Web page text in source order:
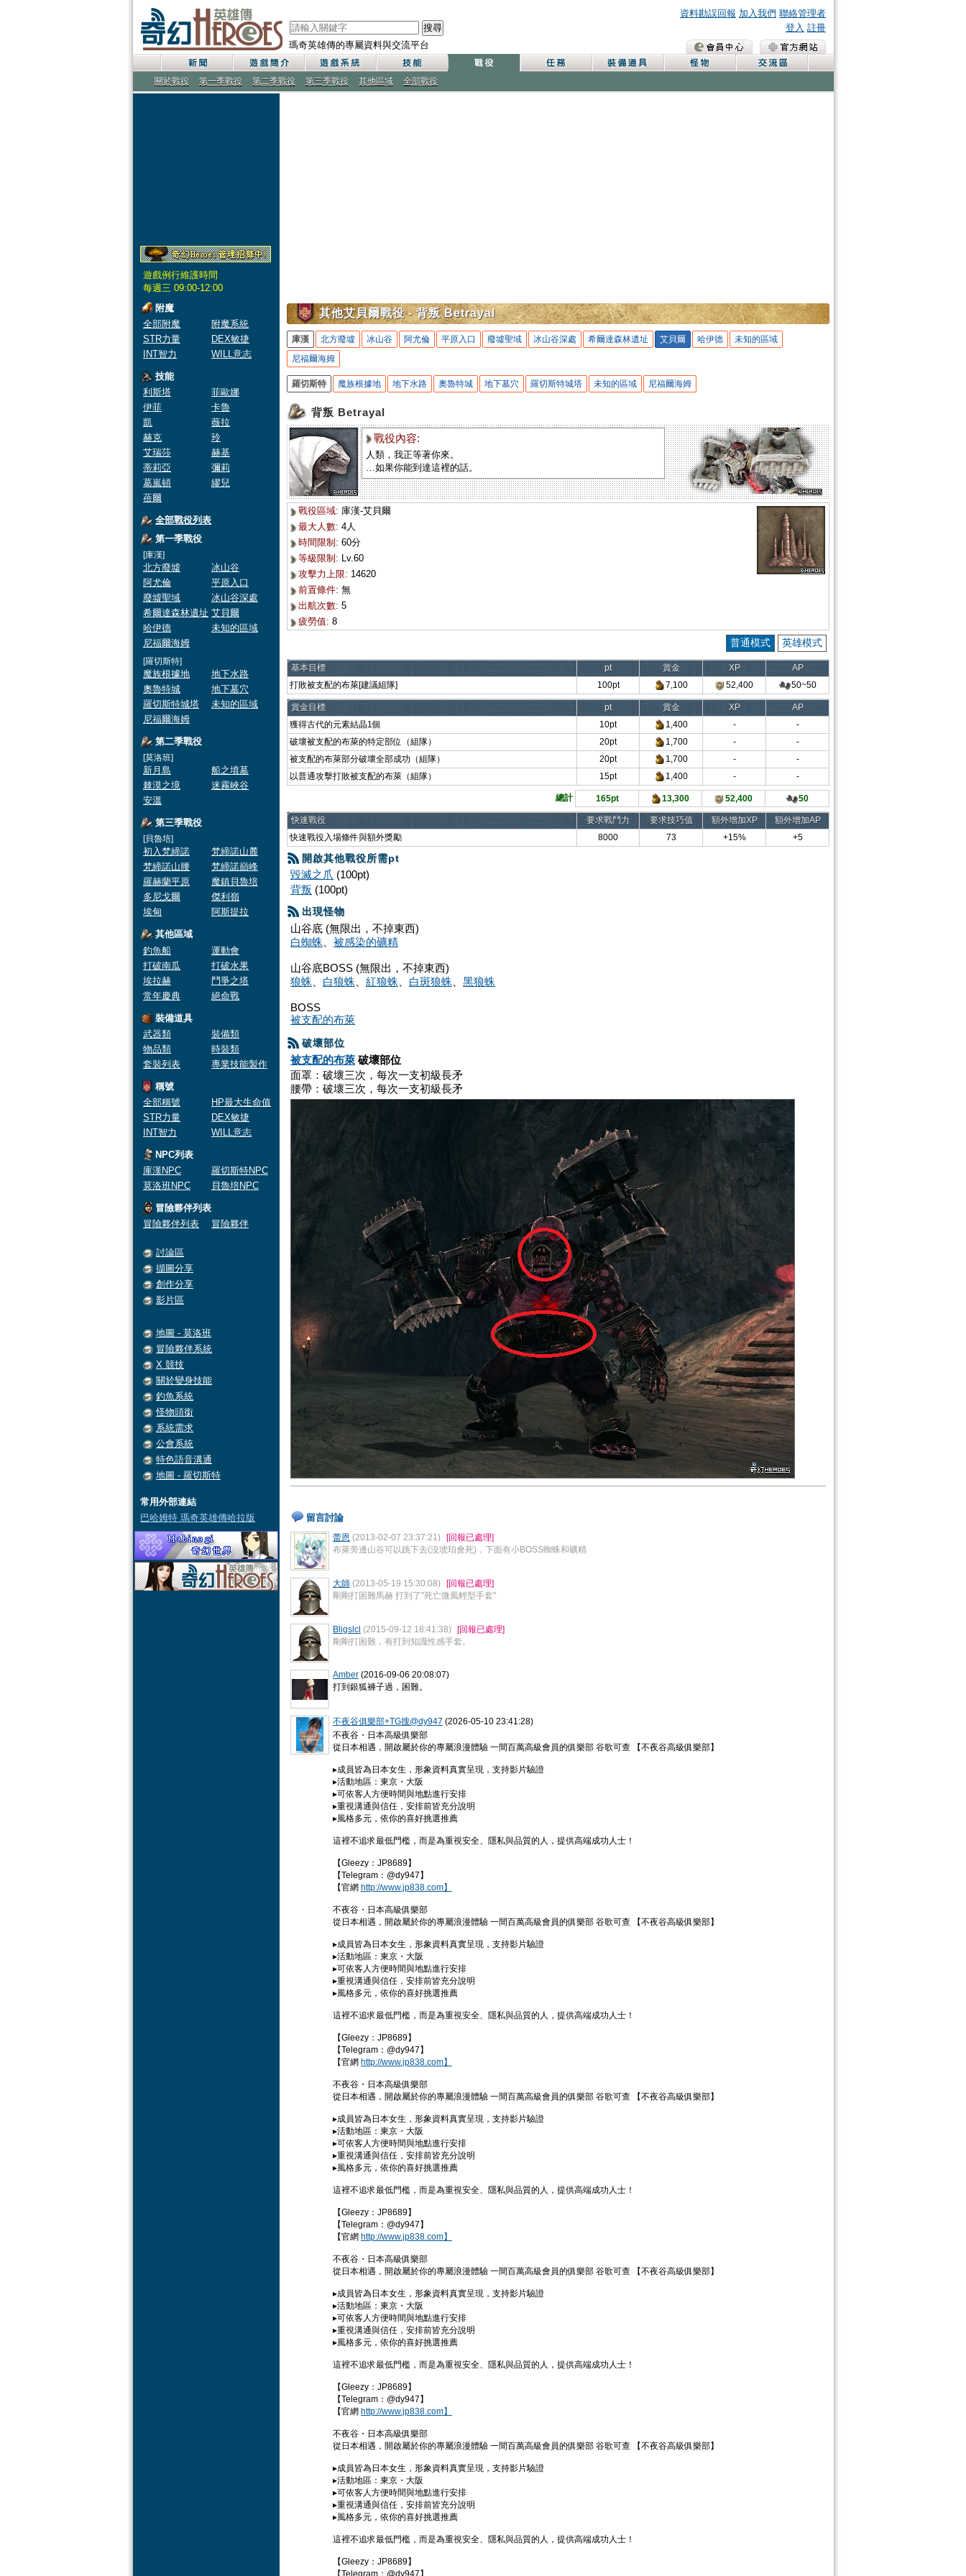
瑪奇英雄傳的專屬資料與交流平台
搜尋
資料勘誤回報 加入我們 聯絡管理者
登入 註冊
關於戰役 第一季戰役 第二季戰役 第三季戰役 其他區域 全部戰役
遊戲例行維護時間
每週三 09:00-12:00
附魔
全部附魔
附魔系統
STR力量
DEX敏捷
INT智力
WILL意志
技能
利斯塔
菲歐娜
伊菲
卡魯
凱
薇拉
赫克
玲
艾瑞莎
赫基
蒂莉亞
彌莉
葛嵐頓
繆兒
蓓爾
全部戰役列表
第一季戰役
[庫漢]
北方廢墟
冰山谷
阿尤倫
平原入口
廢墟聖域
冰山谷深處
希爾達森林遺址 艾貝爾
哈伊德
未知的區域
尼福爾海姆
[羅切斯特]
魔族根據地
地下水路
奧魯特城
地下墓穴
羅切斯特城塔
未知的區域
尼福爾海姆
第二季戰役
[莫洛班]
新月島
船之墳墓
棘漠之境
迷霧峽谷
安溫
第三季戰役
[貝魯培]
初入梵締諾
梵締諾山麓
梵締諾山腰
梵締諾巔峰
羅赫蘭平原
魔鎮貝魯培
多尼戈爾
傑利嶺
埃甸
阿斯提拉
其他區域
釣魚船
運動會
打破南瓜
打破水果
埃拉赫
鬥爭之塔
常年慶典
絕命戰
裝備道具
武器類
裝備類
物品類
時裝類
套裝列表
專業技能製作
稱號
全部稱號
HP最大生命值
STR力量
DEX敏捷
INT智力
WILL意志
NPC列表
庫漢NPC
羅切斯特NPC
莫洛班NPC
貝魯培NPC
冒險夥伴列表
冒險夥伴列表
冒險夥伴
討論區
擷圖分享
創作分享
影片區
地圖 - 莫洛班
冒險夥伴系統
X 競技
關於變身技能
釣魚系統
怪物頭銜
系統需求
公會系統
特色語音溝通
地圖 - 羅切斯特
常用外部連結
巴哈姆特 瑪奇英雄傳哈拉版
其他艾貝爾戰役 - 背叛 Betrayal
庫漢 北方廢墟 冰山谷 阿尤倫 平原入口 廢墟聖域 冰山谷深處 希爾達森林遺址 艾貝爾 哈伊德
未知的區域
尼福爾海姆
羅切斯特 魔族根據地 地下水路 奧魯特城 地下墓穴 羅切斯特城塔 未知的區域 尼福爾海姆
背叛 Betrayal
戰役內容:
人類，我正等著你來。
…如果你能到達這裡的話。
戰役區域: 庫漢-艾貝爾
最大人數: 4人
時間限制: 60分
等級限制: Lv.60
攻擊力上限: 14620
前置條件: 無
出航次數: 5
疲勞值: 8
英雄模式
普通模式
基本目標 pt 賞金 XP
AP
打敗被支配的布萊[建議組隊]
100pt 7,100 52,400 50~50
賞金目標 pt 賞金 XP
AP
獲得古代的元素結晶1個
10pt 1,400 -
-
破壞被支配的布萊的特定部位（組隊）
20pt 1,700 -
-
被支配的布萊部分破壞全部成功（組隊）
20pt 1,700 -
-
以普通攻擊打敗被支配的布萊（組隊）
15pt 1,400 - -
總計 165pt 13,300 52,400 50
快速戰役 要求戰鬥力 要求技巧值 額外增加XP
額外增加AP
快速戰役入場條件與額外獎勵
8000 73 +15% +5
開啟其他戰役所需pt
毀滅之爪 (100pt)
背叛 (100pt)
出現怪物
山谷底 (無限出，不掉東西)
白蜘蛛
被感染的礦精
山谷底BOSS (無限出，不掉東西)
狼蛛
白狼蛛 紅狼蛛 白斑狼蛛 黑狼蛛
BOSS
被支配的布萊
破壞部位
被支配的布萊 破壞部位
面罩：破壞三次，每次一支初級長矛
腰帶：破壞三次，每次一支初級長矛
留言討論
蕾恩 (2013-02-07 23:37:21)
[回報已處理]
布萊旁邊山谷可以跳下去(沒琥珀會死)，下面有小BOSS蜘蛛和礦精
大師 (2013-05-19 15:30:08)
[回報已處理]
剛剛打困難馬赫 打到了"死亡微風輕型手套"
Bligslcl (2015-09-12 18:41:38)
[回報已處理]
剛剛打困難，有打到知識性感手套。
Amber (2016-09-06 20:08:07)
打到銀狐褲子過，困難。
不夜谷俱樂部+TG搜@dy947 (2026-05-10 23:41:28)
不夜谷・日本高級俱樂部
從日本相遇，開啟屬於你的專屬浪漫體驗 一間百萬高級會員的俱樂部 谷歌可查 【不夜谷高級俱樂部】
▸成員皆為日本女生，形象資料真實呈現，支持影片驗證
▸活動地區：東京・大阪
▸可依客人方便時間與地點進行安排
▸重視溝通與信任，安排前皆充分說明
▸風格多元，依你的喜好挑選推薦
這裡不追求最低門檻，而是為重視安全、隱私與品質的人，提供高端成功人士！
【Gleezy：JP8689】
【Telegram：@dy947】
【官網 http://www.jp838.com】
不夜谷・日本高級俱樂部
從日本相遇，開啟屬於你的專屬浪漫體驗 一間百萬高級會員的俱樂部 谷歌可查 【不夜谷高級俱樂部】
▸成員皆為日本女生，形象資料真實呈現，支持影片驗證
▸活動地區：東京・大阪
▸可依客人方便時間與地點進行安排
▸重視溝通與信任，安排前皆充分說明
▸風格多元，依你的喜好挑選推薦
這裡不追求最低門檻，而是為重視安全、隱私與品質的人，提供高端成功人士！
【Gleezy：JP8689】
【Telegram：@dy947】
【官網 http://www.jp838.com】
不夜谷・日本高級俱樂部
從日本相遇，開啟屬於你的專屬浪漫體驗 一間百萬高級會員的俱樂部 谷歌可查 【不夜谷高級俱樂部】
▸成員皆為日本女生，形象資料真實呈現，支持影片驗證
▸活動地區：東京・大阪
▸可依客人方便時間與地點進行安排
▸重視溝通與信任，安排前皆充分說明
▸風格多元，依你的喜好挑選推薦
這裡不追求最低門檻，而是為重視安全、隱私與品質的人，提供高端成功人士！
【Gleezy：JP8689】
【Telegram：@dy947】
【官網 http://www.jp838.com】
不夜谷・日本高級俱樂部
從日本相遇，開啟屬於你的專屬浪漫體驗 一間百萬高級會員的俱樂部 谷歌可查 【不夜谷高級俱樂部】
▸成員皆為日本女生，形象資料真實呈現，支持影片驗證
▸活動地區：東京・大阪
▸可依客人方便時間與地點進行安排
▸重視溝通與信任，安排前皆充分說明
▸風格多元，依你的喜好挑選推薦
這裡不追求最低門檻，而是為重視安全、隱私與品質的人，提供高端成功人士！
【Gleezy：JP8689】
【Telegram：@dy947】
【官網 http://www.jp838.com】
不夜谷・日本高級俱樂部
從日本相遇，開啟屬於你的專屬浪漫體驗 一間百萬高級會員的俱樂部 谷歌可查 【不夜谷高級俱樂部】
▸成員皆為日本女生，形象資料真實呈現，支持影片驗證
▸活動地區：東京・大阪
▸可依客人方便時間與地點進行安排
▸重視溝通與信任，安排前皆充分說明
▸風格多元，依你的喜好挑選推薦
這裡不追求最低門檻，而是為重視安全、隱私與品質的人，提供高端成功人士！
【Gleezy：JP8689】
【Telegram：@dy947】